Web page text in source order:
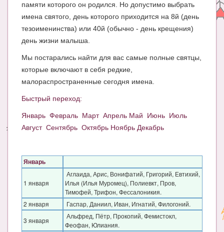
МОДА И КРАСОТА
СООБЩЕСТВА
Календарь беременности
Энциклопедия
Имена. Святцы
Энциклопедия беременных
Мамина энциклопедия
СЕРВИСЫ И ПРИЛОЖЕНИЯ
памяти которого он родился. Но допустимо выбрать
имена святого, день которого приходится на 8й (день
тезоименинства) или 40й (обычно - день крещения)
день жизни малыша.
Мы постарались найти для вас самые полные святцы,
которые включают в себя редкие,
малораспространенные сегодня имена.
Быстрый переход:
Январь Февраль Март Апрель Май Июнь Июль
Август Сентябрь Октябрь Ноябрь Декабрь
Январь
1 января
Аглаида, Арис, Вонифатий, Григорий, Евтихий,
Илья (Илья Муромец), Полиевкт, Пров,
Тимофей, Трифон, Фессалоникия.
2 января
Гаспар, Даниил, Иван, Игнатий, Филогоний.
3 января
Альфред, Пётр, Прокопий, Фемистокл,
Феофан, Юлиания.